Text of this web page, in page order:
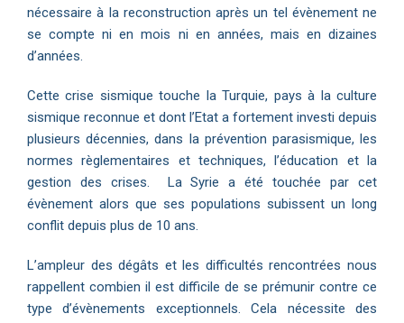
nécessaire à la reconstruction après un tel évènement ne
se compte ni en mois ni en années, mais en dizaines
d’années.
Cette crise sismique touche la Turquie, pays à la culture
sismique reconnue et dont l’Etat a fortement investi depuis
plusieurs décennies, dans la prévention parasismique, les
normes règlementaires et techniques, l’éducation et la
gestion des crises. La Syrie a été touchée par cet
évènement alors que ses populations subissent un long
conflit depuis plus de 10 ans.
L’ampleur des dégâts et les difficultés rencontrées nous
rappellent combien il est difficile de se prémunir contre ce
type d’évènements exceptionnels. Cela nécessite des